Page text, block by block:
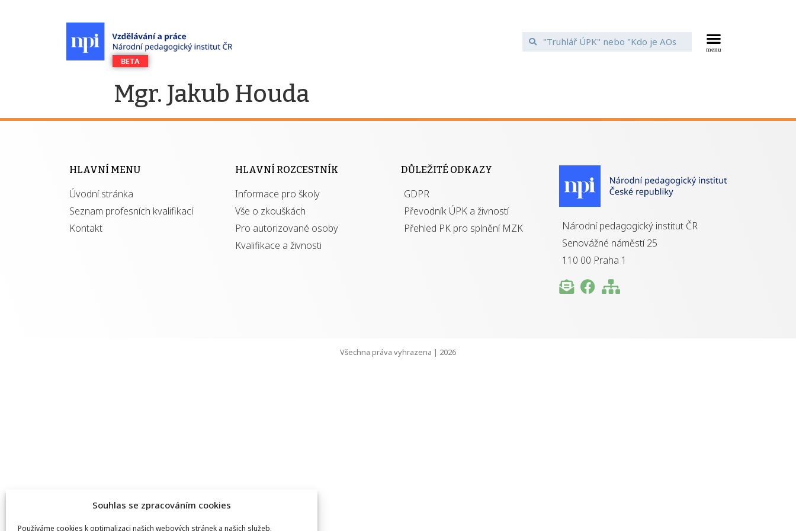
Souhlas se zpracováním cookies
Používáme cookies k optimalizaci našich webových stránek a našich služeb.
Mgr. Jakub Houda
HLAVNÍ MENU
Úvodní stránka
Seznam profesních kvalifikací
Kontakt
HLAVNÍ ROZCESTNÍK
Informace pro školy
Vše o zkouškách
Pro autorizované osoby
Kvalifikace a živnosti
DŮLEŽITÉ ODKAZY
GDPR
Převodník ÚPK a živností
Přehled PK pro splnění MZK
Národní pedagogický institut ČR
Senovážné náměstí 25
110 00 Praha 1
Všechna práva vyhrazena | 2026